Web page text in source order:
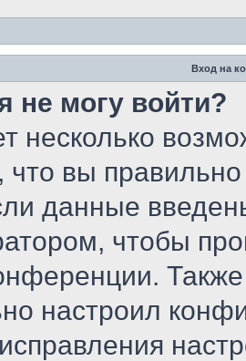
Вход на
не могу войти?
несколько
что вы
данные
чтобы
настроил